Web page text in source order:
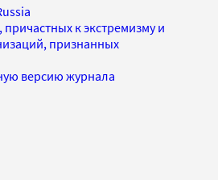
к экстремизму и
признанных
версию журнала